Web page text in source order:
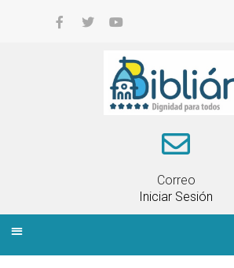
Correo
Iniciar Sesión